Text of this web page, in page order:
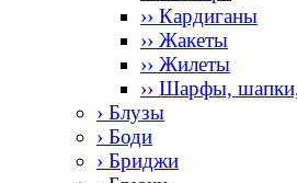
›› Кардиганы
›› Жакеты
›› Жилеты
›› Шарфы,
› Блузы
› Боди
› Бриджи